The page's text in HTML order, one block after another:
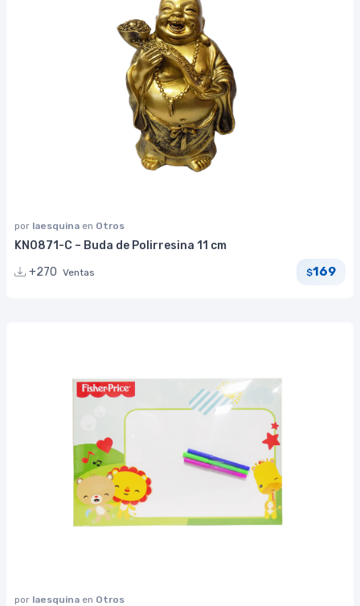
por laesquina en Otros
KN0871-C – Buda de Polirresina 11 cm
+270 Ventas $169
por laesquina en Otros